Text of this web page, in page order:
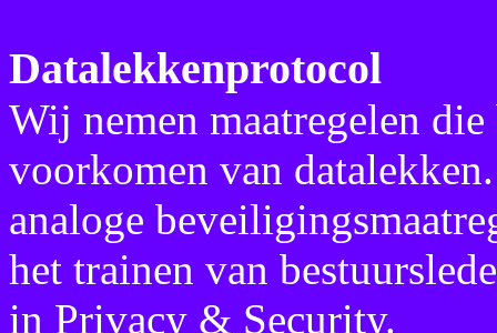
Datalekkenprotocol
Wij nemen maatregelen
voorkomen van
analoge
het trainen van
in Privacy & Security.